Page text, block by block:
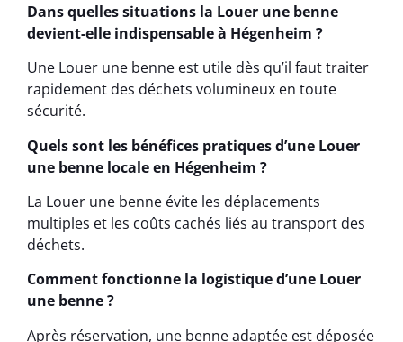
Dans quelles situations la Louer une benne
devient-elle indispensable à Hégenheim ?
Une Louer une benne est utile dès qu’il faut traiter
rapidement des déchets volumineux en toute
sécurité.
Quels sont les bénéfices pratiques d’une Louer
une benne locale en Hégenheim ?
La Louer une benne évite les déplacements
multiples et les coûts cachés liés au transport des
déchets.
Comment fonctionne la logistique d’une Louer
une benne ?
Après réservation, une benne adaptée est déposée